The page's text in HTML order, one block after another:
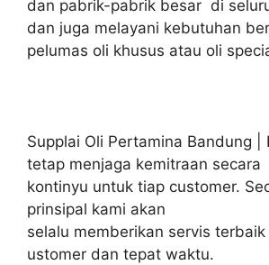
dan pabrik-pabrik besar di
dan juga melayani kebutuhan
pelumas oli khusus atau oli
Supplai Oli Pertamina Bandung |
tetap menjaga kemitraan secara
kontinyu untuk tiap customer.
prinsipal kami akan
selalu memberikan servis
ustomer dan tepat waktu.